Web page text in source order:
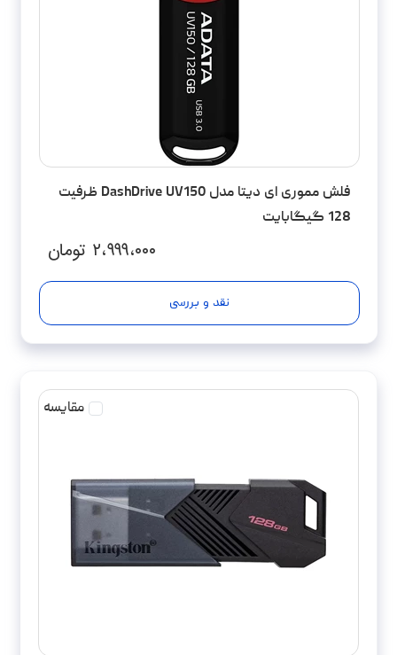
فلش مموری ای دیتا مدل DashDrive UV150 ظرفیت
128 گیگابایت
۲،۹۹۹،۰۰۰ تومان
نقد و بررسی
مقایسه